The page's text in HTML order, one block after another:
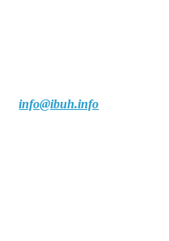
info@ibuh.info